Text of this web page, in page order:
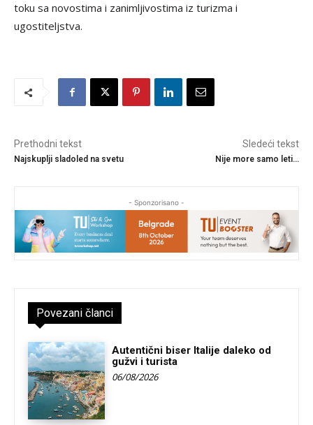
toku sa novostima i zanimljivostima iz turizma i
ugostiteljstva.
Prethodni tekst
Najskuplji sladoled na svetu
Sledeći tekst
Nije more samo leti…
- Sponzorisano -
Povezani članci
Autentični biser Italije daleko od
gužvi i turista
06/08/2026